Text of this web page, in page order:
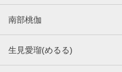
南部桃伽
生見愛瑠(めるる)